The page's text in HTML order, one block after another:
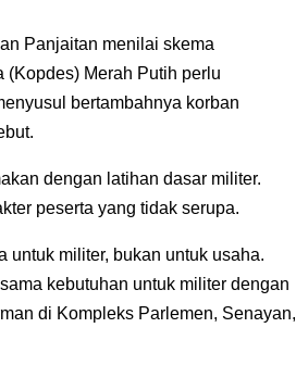
Panjaitan menilai skema
Merah Putih perlu
bertambahnya korban
dengan latihan dasar militer.
peserta yang tidak serupa.
untuk militer, bukan untuk usaha.
kebutuhan untuk militer dengan
di Kompleks Parlemen, Senayan,